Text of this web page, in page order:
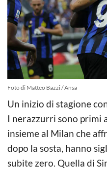
Foto di Matteo Bazzi / Ansa
Un inizio di stagione
I nerazzurri sono primi
insieme al Milan che
dopo la sosta, hanno
subite zero. Quella di